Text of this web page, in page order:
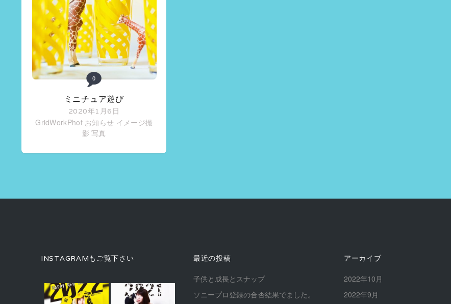
0
ミニチュア遊び
2020年1月6日
GridWorkPhot お知らせ イメージ撮
影 写真
INSTAGRAMもご覧下さい 最近の投稿
子供と成長とスナップ
ソニープロ登録の合否結果でました。
アーカイブ
2022年10月
2022年9月